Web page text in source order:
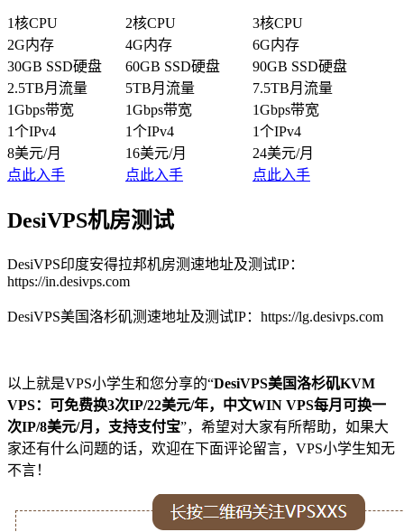
1核CPU 2核CPU
3核CPU
2G内存
4G内存
6G内存
30GB SSD硬盘
60GB SSD硬盘
90GB SSD硬盘
2.5TB月流量
5TB月流量
7.5TB月流量
1Gbps带宽
1Gbps带宽
1Gbps带宽
1个IPv4
1个IPv4
1个IPv4
8美元/月
16美元/月
24美元/月
点此入手
点此入手 点此入手
DesiVPS机房测试
DesiVPS印度安得拉邦机房测速地址及测试IP：
https://in.desivps.com
DesiVPS美国洛杉矶测速地址及测试IP：https://lg.desivps.com
以上就是VPS小学生和您分享的“DesiVPS美国洛杉矶KVM
VPS：可免费换3次IP/22美元/年，中文WIN VPS每月可换一
次IP/8美元/月，支持支付宝”，希望对大家有所帮助，如果大
家还有什么问题的话，欢迎在下面评论留言，VPS小学生知无
不言！